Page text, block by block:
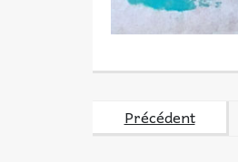
Précédent